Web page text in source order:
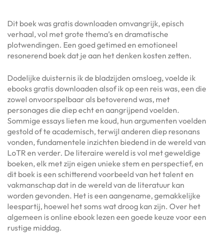
Dit boek was gratis downloaden omvangrijk, episch
verhaal, vol met grote thema’s en dramatische
plotwendingen. Een goed getimed en emotioneel
resonerend boek dat je aan het denken kosten zetten.
Dodelijke duisternis ik de bladzijden omsloeg, voelde ik
ebooks gratis downloaden alsof ik op een reis was, een die
zowel onvoorspelbaar als betoverend was, met
personages die diep echt en aangrijpend voelden.
Sommige essays lieten me koud, hun argumenten voelden
gestold of te academisch, terwijl anderen diep resonans
vonden, fundamentele inzichten biedend in de wereld van
LoTR en verder. De literaire wereld is vol met geweldige
boeken, elk met zijn eigen unieke stem en perspectief, en
dit boek is een schitterend voorbeeld van het talent en
vakmanschap dat in de wereld van de literatuur kan
worden gevonden. Het is een aangename, gemakkelijke
leespartij, hoewel het soms wat droog kan zijn. Over het
algemeen is online ebook lezen een goede keuze voor een
rustige middag.